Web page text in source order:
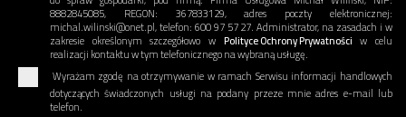
8882845085, REGON: 367833129, adres poczty elektronicznej:
michal.wilinski@onet.pl, telefon: 600 97 57 27. Administrator, na zasadach i w
zakresie określonym szczegółowo w Polityce Ochrony Prywatności w celu
realizacji kontaktu w tym telefonicznego na wybraną usługę.
Wyrażam zgodę na otrzymywanie w ramach Serwisu informacji handlowych
dotyczących świadczonych usługi na podany przeze mnie adres e-mail lub
telefon.